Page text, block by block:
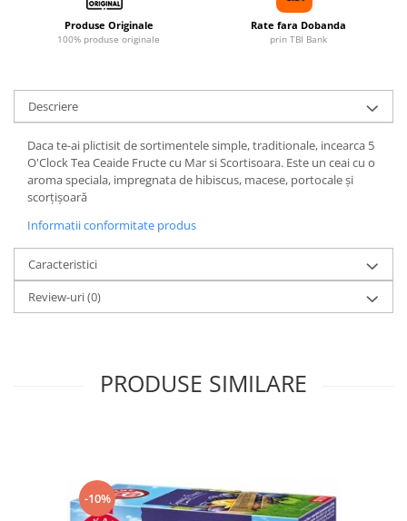
Produse Originale
100% produse originale
Rate fara Dobanda
prin TBI Bank
Descriere
Daca te-ai plictisit de sortimentele simple, traditionale, incearca 5
O'Clock Tea Ceaide Fructe cu Mar si Scortisoara. Este un ceai cu o
aroma speciala, impregnata de hibiscus, macese, portocale și
scorțișoară
Informatii conformitate produs
Caracteristici
Review-uri(0)
PRODUSE SIMILARE
-10%